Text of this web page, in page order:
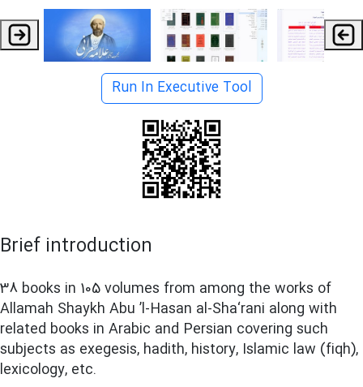
Run In Executive Tool
Brief introduction
38 books in 105 volumes from among the works of
Allamah Shaykh Abu ’l-Hasan al-Sha‘rani along with
related books in Arabic and Persian covering such
subjects as exegesis, hadith, history, Islamic law (fiqh),
lexicology, etc.